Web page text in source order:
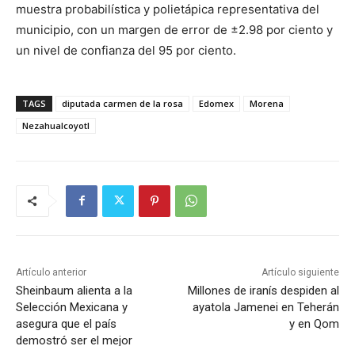
muestra probabilística y polietápica representativa del
municipio, con un margen de error de ±2.98 por ciento y
un nivel de confianza del 95 por ciento.
TAGS diputada carmen de la rosa Edomex
Morena
Nezahualcoyotl
Artículo anterior
Sheinbaum alienta a la
Selección Mexicana y
asegura que el país
demostró ser el mejor
Artículo siguiente
Millones de iranís despiden al
ayatola Jamenei en Teherán
y en Qom